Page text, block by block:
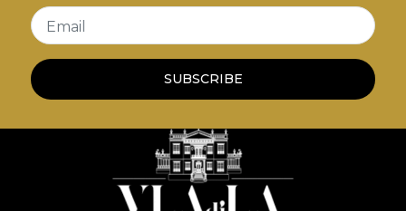
Email
SUBSCRIBE